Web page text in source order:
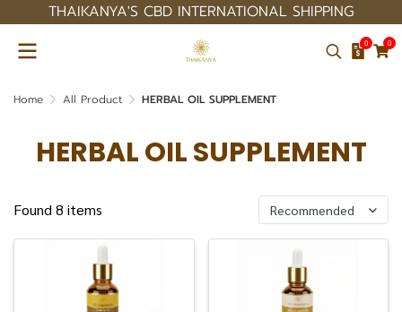
THAIKANYA'S CBD INTERNATIONAL SHIPPING
0 0
Home All Product HERBAL OIL SUPPLEMENT
HERBAL OIL SUPPLEMENT
Found 8 items Recommended